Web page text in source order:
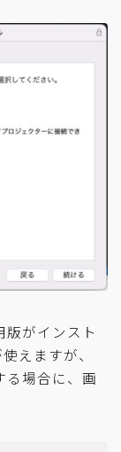
がインスト
えますが、
る場合に、画